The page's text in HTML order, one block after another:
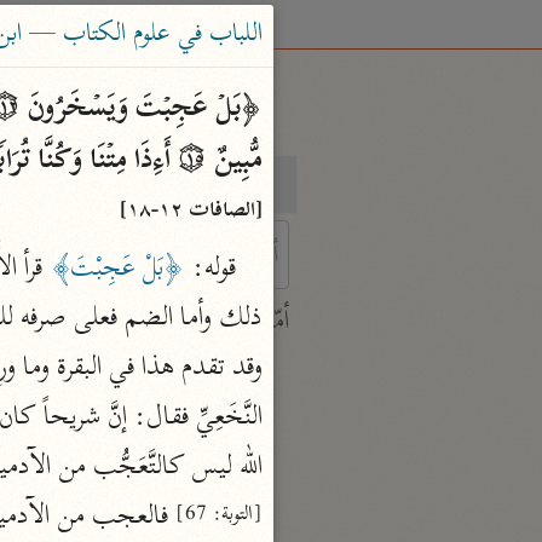
بحث
characters for results.
أمّهات
جامع البيان
ابن جرير الطبري (٣١٠ هـ)
نحو ٢٨ مجلدًا
تفسير القرآن العظيم
ابن كثير (٧٧٤ هـ)
اللباب في علوم الكتاب — ابن
مُّبِینٌ ۝١٥ أَءِذَا مِتۡنَا وَكُنَّا تُرَابࣰا وَعِظَـٰمًا أَءِنَّا لَمَبۡعُوثُونَ ۝١٦ أَوَءَابَاۤؤُنَا ٱلۡأَوَّلُونَ ۝١٧ قُلۡ نَعَمۡ وَأَنتُمۡ دَ ٰ⁠خِرُونَ ۝١٨﴾
[الصافات ١٢-١٨]
قوله: ﴿بَلْ عَجِبْتَ﴾
الله ليس كالتَّعَجُّب من
[التوبة: 67]